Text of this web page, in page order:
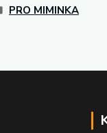
PRO MIMINKA